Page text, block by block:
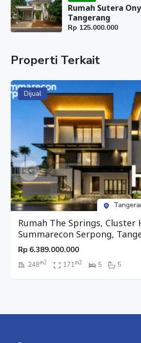
Rumah Sutera
Tangerang
Rp 125.000.000
Properti Terkait
Dijual
Rumah The Springs, Cluster
Summarecon Serpong,
Rp 6.389.000.000
248m2 171m2 5 5